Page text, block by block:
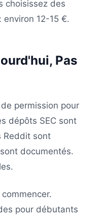
choisissez des
environ 12-15 €.
Pas
permission pour
dépôts SEC sont
Reddit sont
documentés.
pour débutants